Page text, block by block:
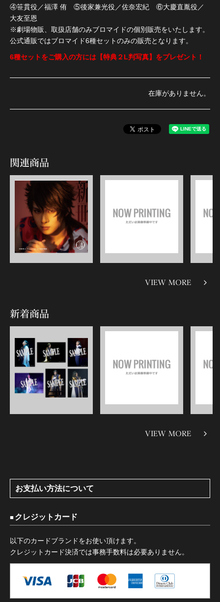
④笹貫役／福澤 侑 ⑤後家兼光役／佐奈宏紀 ⑥大慶直胤役／
大友至恩
※劇場物販、取扱店舗のみブロマイドの個別販売をいたします。
公式通販ではブロマイド6種セットのみの販売となります。
6種セットをご購入の方には【特典２L判写真】をプレゼント！
在庫がありません。
関連商品
VIEW MORE
新着商品
VIEW MORE
お支払い方法について
クレジットカード
以下のカードブランドをお使い頂けます。
クレジットカード決済では事務手数料は必要ありません。